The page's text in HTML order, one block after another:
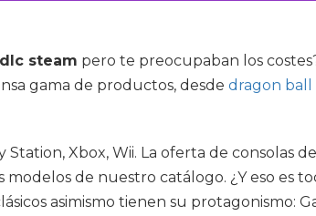
steam pero te preocupaban los
gama de productos, desde dragon
Station, Xbox, Wii. La oferta de
de nuestro catálogo. ¿Y eso es
asimismo tienen su protagonismo: